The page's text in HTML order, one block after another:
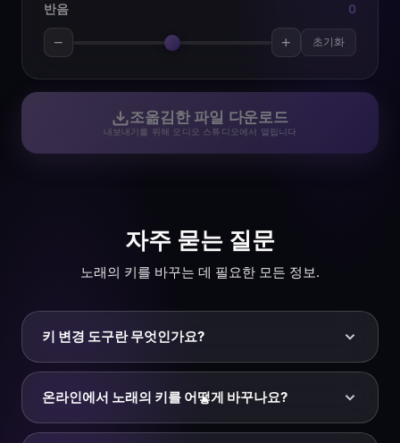
반음 0
− + 초기화
조옮김한 파일 다운로드
내보내기를 위해 오디오 스튜디오에서 열립니다
자주 묻는 질문
노래의 키를 바꾸는 데 필요한 모든 정보.
키 변경 도구란 무엇인가요?
키 변경 도구는 노래의 음높이를 반음 단위로 올리거나 내
려 다른 조성으로 조옮김하는 온라인 도구입니다 — 템포
옮겨 가수의 음역대나 새로운 키에 맞출 수 있습니다.
온라인에서 노래의 키를 어떻게 바꾸나요?
MP3, WAV, M4A 또는 MP4 파일을 KeyPitch에 업로드하